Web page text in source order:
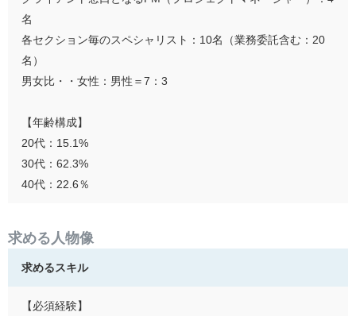
名
各セクション毎のスペシャリスト：10名（業務委託含む：20
名）
男女比・・女性：男性＝7：3
【年齢構成】
20代：15.1%
30代：62.3%
40代：22.6％
求める人物像
求めるスキル
【必須経験】